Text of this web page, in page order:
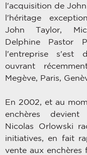
l'acquisition de
l'héritage
John Taylor,
Delphine Pastor
l'entreprise s'est
ouvrant
Megève, Paris,
En 2002, et au
enchères
Nicolas Orlowski
initiatives, en fait
vente aux enchères